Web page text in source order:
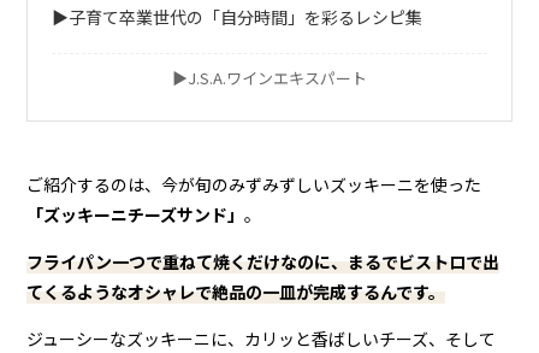
▶︎子育て卒業世代の「自分時間」を彩るレシピ集
▶︎J.S.A.ワインエキスパート
ご紹介するのは、今が旬のみずみずしいズッキーニを使った
「ズッキーニチーズサンド」。
フライパン一つで重ねて焼くだけなのに、まるでビストロで出
てくるようなオシャレで絶品の一皿が完成するんです。
ジューシーなズッキーニに、カリッと香ばしいチーズ、そして